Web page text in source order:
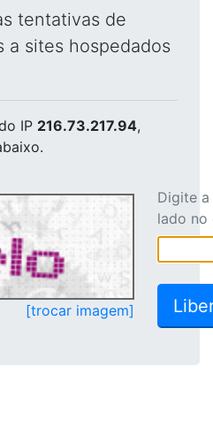
tentativas de
a sites hospedados
IP 216.73.217.94,
[trocar imagem]
Digite
lado no